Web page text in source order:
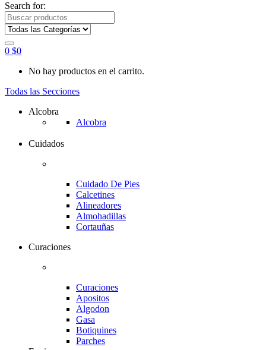
Search for:
0 $0
No hay productos en el carrito.
Todas las Secciones
Alcobra
Alcobra
Cuidados
Cuidado De Pies
Calcetines
Alineadores
Almohadillas
Cortauñas
Curaciones
Curaciones
Apositos
Algodon
Gasa
Botiquines
Parches